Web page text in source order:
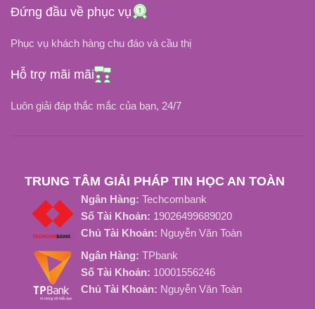
NHIỆT ĐỘ HOẠT ĐỘNG
-20 độ C đến 80 độ C
Khoảng 1000 Chu kỳ sạc
-20 độ C đến 80 độ C
Khoảng 800 Chu Kỳ Sạc
Đứng đầu về phục vụ
Phục vụ khách hàng chu đáo và cầu thị
Hỗ trợ mãi mãi
Luôn giải đáp thắc mắc của bạn, 24/7
TRUNG TÂM GIẢI PHÁP TIN HỌC AN TOÀN
Ngân Hàng: Techcombank
Số Tài Khoản: 19026499689020
Chủ Tài Khoản: Nguyễn Văn Toàn
Ngân Hàng: TPbank
Số Tài Khoản: 10001556246
Chủ Tài Khoản: Nguyễn Văn Toàn